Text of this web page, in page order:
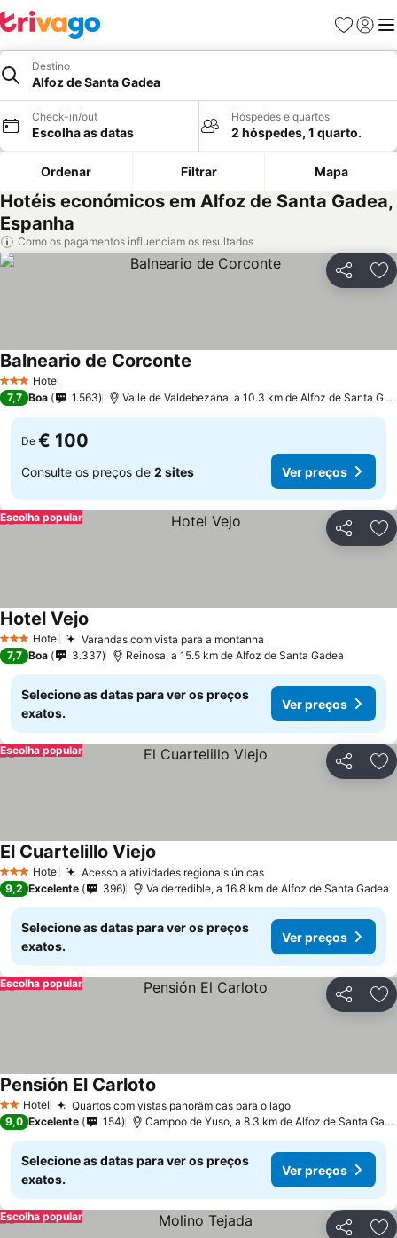
Favoritos
Iniciar
Destino
Alfoz de Santa Gadea
Check-in/out
Escolha as datas
Hóspedes e quartos
2 hóspedes, 1 quarto.
Ordenar Filtrar Mapa
Hotéis económicos em Alfoz de Santa Gadea,
Espanha
Como os pagamentos influenciam os resultados
Partilhar
3 EstrelasHotel
Balneario de Corconte
7,7 Boa 1.563 Valle de Valdebezana, a 10.3 km de Alfoz de Santa Gadea
De € 100
Consulte os preços de 2 sites Ver preços
Partilhar
Escolha popular
3 EstrelasHotel Varandas com vista para a montanha
Hotel Vejo
7,7 Boa 3.337 Reinosa, a 15.5 km de Alfoz de Santa Gadea
Selecione as datas para ver os preços
exatos.
Ver preços
Partilhar
Escolha popular
3 EstrelasHotel Acesso a atividades regionais únicas
El Cuartelillo Viejo
9,2 Excelente 396 Valderredible, a 16.8 km de Alfoz de Santa Gadea
Selecione as datas para ver os preços
exatos.
Ver preços
Partilhar
Escolha popular
2 Estrelas
Hotel Quartos com vistas panorâmicas para o lago
Pensión El Carloto
9,0 Excelente 154 Campoo de Yuso, a 8.3 km de Alfoz de Santa Gadea
Selecione as datas para ver os preços
exatos.
Ver preços
Escolha popular